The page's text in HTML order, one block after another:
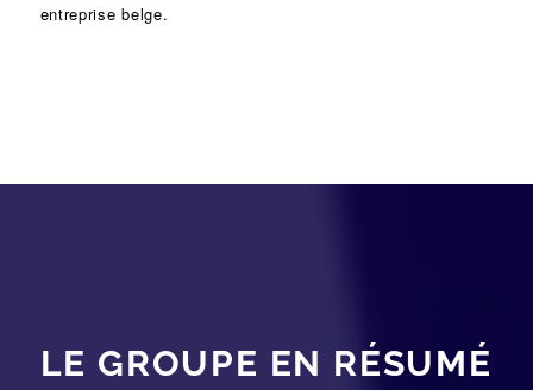
entreprise belge.
LE GROUPE EN RÉSUMÉ